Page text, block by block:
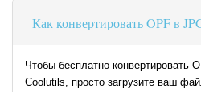
Как конвертировать OPF в
Чтобы бесплатно конвертировать
Coolutils, просто загрузите ваш